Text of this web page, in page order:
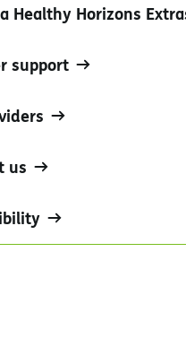
Healthy Horizons
support
us